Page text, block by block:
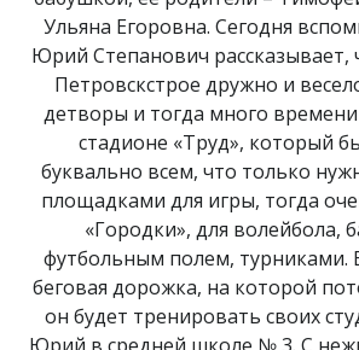
Ульяна Егоровна. Сегодня
Юрий Степанович рассказывает,
Петровскстрое дружно и
детворы и тогда много
стадионе «Труд», который
буквально всем, что только
площадками для игры, тогда
«Городки», для волейбола,
футбольным полем, турниками.
беговая дорожка, на которой
он будет тренировать своих